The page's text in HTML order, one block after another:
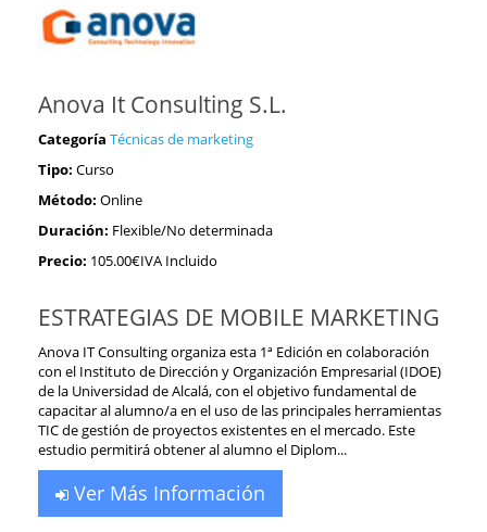
Anova It Consulting S.L.
Categoría Técnicas de marketing
Tipo: Curso
Método: Online
Duración: Flexible/No determinada
Precio: 105.00€IVA Incluido
ESTRATEGIAS DE MOBILE MARKETING
Anova IT Consulting organiza esta 1ª Edición en colaboración
con el Instituto de Dirección y Organización Empresarial (IDOE)
de la Universidad de Alcalá, con el objetivo fundamental de
capacitar al alumno/a en el uso de las principales herramientas
TIC de gestión de proyectos existentes en el mercado. Este
estudio permitirá obtener al alumno el Diplom...
Ver Más Información